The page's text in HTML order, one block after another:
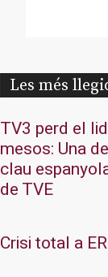
Les més
TV3 perd el
mesos: Una
clau
de TVE
Crisi total a